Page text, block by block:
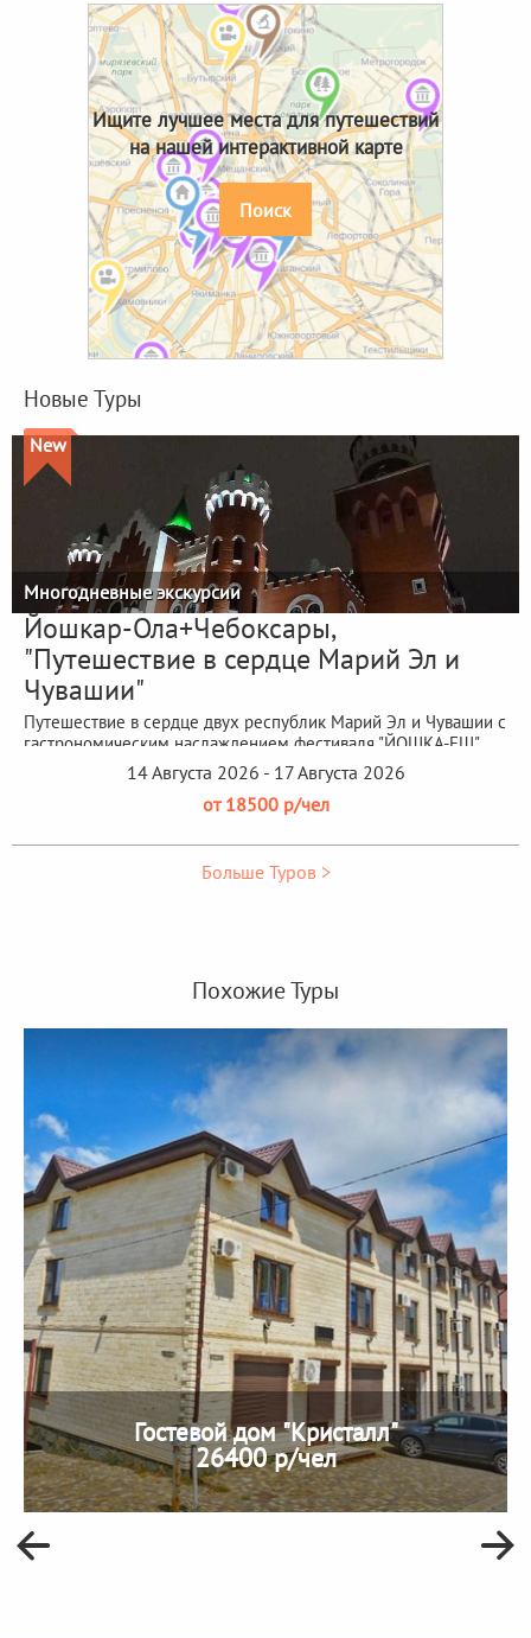
Ищите лучшее места для путешествий
на нашей интерактивной карте
Поиск
Новые Туры
New
Многодневные экскурсии
Йошкар-Ола+Чебоксары,
"Путешествие в сердце Марий Эл и
Чувашии"
Путешествие в сердце двух республик Марий Эл и Чувашии с
гастрономическим наслаждением фестиваля "ЙОШКА-ЕШ"
14 Августа 2026 - 17 Августа 2026
от 18500 р/чел
Больше Туров >
Похожие Туры
Гостевой дом "Кристалл"
26400 р/чел